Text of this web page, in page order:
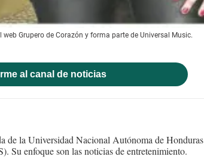
Grupero de Corazón y forma parte de Universal Music.
al canal de noticias
de la Universidad Nacional Autónoma de Honduras
Su enfoque son las noticias de entretenimiento.